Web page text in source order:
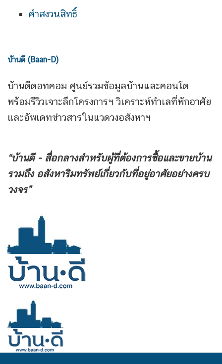
คำสงวนสิทธิ์
บ้านดี (Baan-D)
บ้านดีดอทคอม ศูนย์รวมข้อมูลบ้านและคอนโด
พร้อมรีวิวเจาะลึกโครงการฯ วิเคราะห์ทำเลที่พักอาศัย
และอัพเดทข่าวสารในแวดวงอสังหาฯ
“บ้านดี - สื่อกลางสำหรับผู้ที่ต้องการซื้อและขายบ้าน
รวมถึง อสังหาริมทรัพย์เกี่ยวกับที่อยู่อาศัยอย่างครบ
วงจร”